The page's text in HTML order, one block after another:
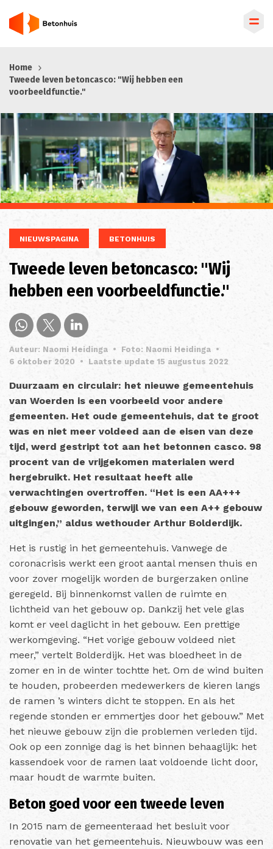
en
naar
inhoud
gaan
Home
Tweede leven betoncasco: "Wij hebben een
voorbeeldfunctie."
NIEUWSPAGINA BETONHUIS
Tweede leven betoncasco: "Wij
hebben een voorbeeldfunctie."
Auteur: Naomi Heidinga • Foto: Naomi Heidinga •
6 oktober 2020
• Laatste update 15 augustus 2022
Duurzaam en circulair: het nieuwe gemeentehuis
van Woerden is een voorbeeld voor andere
gemeenten. Het oude gemeentehuis, dat te groot
was en niet meer voldeed aan de eisen van deze
tijd, werd gestript tot aan het betonnen casco. 98
procent van de vrijgekomen materialen werd
hergebruikt. Het resultaat heeft alle
verwachtingen overtroffen. “Het is een AA+++
gebouw geworden, terwijl we van een A++ gebouw
uitgingen,” aldus wethouder Arthur Bolderdijk.
Het is rustig in het gemeentehuis. Vanwege de
coronacrisis werkt een groot aantal mensen thuis en
voor zover mogelijk worden de burgerzaken online
geregeld. Bij binnenkomst vallen de ruimte en
lichtheid van het gebouw op. Dankzij het vele glas
komt er veel daglicht in het gebouw. Een prettige
werkomgeving. “Het vorige gebouw voldeed niet
meer,” vertelt Bolderdijk. Het was bloedheet in de
zomer en in de winter tochtte het. Om de wind buiten
te houden, probeerden medewerkers de kieren langs
de ramen ’s winters dicht te stoppen. En als het
regende stonden er emmertjes door het gebouw.” Met
het nieuwe gebouw zijn die problemen verleden tijd.
Ook op een zonnige dag is het binnen behaaglijk: het
kassendoek voor de ramen laat voldoende licht door,
maar houdt de warmte buiten.
Beton goed voor een tweede leven
In 2015 nam de gemeenteraad het besluit voor
renovatie van het gemeentehuis. Nieuwbouw was een